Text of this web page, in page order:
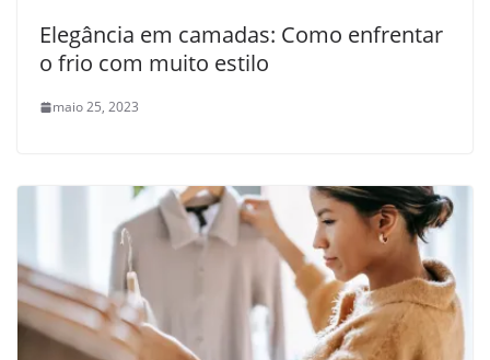
Elegância em camadas: Como enfrentar
o frio com muito estilo
maio 25, 2023